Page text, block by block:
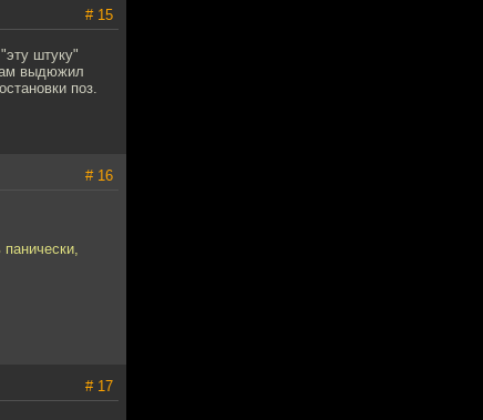
# 15
штуку"
выдюжил
поз.
# 16
# 17